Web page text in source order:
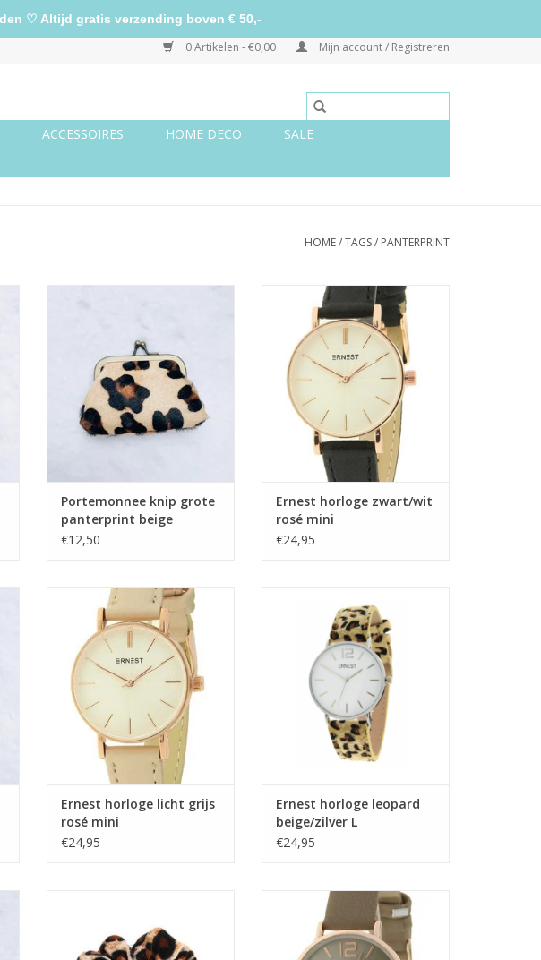
0 Artikelen - €0,00 Mijn account / Registreren
ACCESSOIRES HOME DECO
SALE
HOME/TAGS/ PANTERPRINT
Portemonnee knip grote
panterprint beige
€12,50
Ernest horloge zwart/wit rosé
mini
TOEVOEGEN AAN WINKELWAGEN
Ernest horloge zwart/wit
rosé mini
€24,95
Ernest horloge licht grijs rosé
mini
TOEVOEGEN AAN WINKELWAGEN
Ernest horloge licht grijs
rosé mini
€24,95
beige/zilver L
Ernest horloge leopard
beige/zilver L
€24,95
Ernest horloge taupe rosé mini
TOEVOEGEN AAN WINKELWAGEN
♡ Altijd gratis verzending boven € 50,-